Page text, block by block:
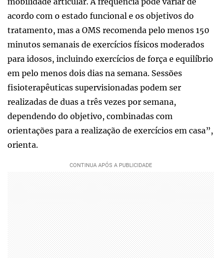
acordo com o estado funcional e os objetivos do
tratamento, mas a OMS recomenda pelo menos 150
minutos semanais de exercícios físicos moderados
para idosos, incluindo exercícios de força e equilíbrio
em pelo menos dois dias na semana. Sessões
fisioterapêuticas supervisionadas podem ser
realizadas de duas a três vezes por semana,
dependendo do objetivo, combinadas com
orientações para a realização de exercícios em casa”,
orienta.